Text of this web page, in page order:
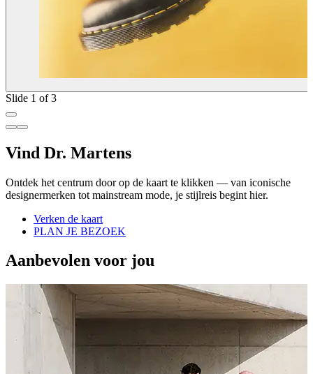
Slide 1 of 3
Vind Dr. Martens
Ontdek het centrum door op de kaart te klikken — van iconische
designermerken tot mainstream mode, je stijlreis begint hier.
Verken de kaart
PLAN JE BEZOEK
Aanbevolen voor jou